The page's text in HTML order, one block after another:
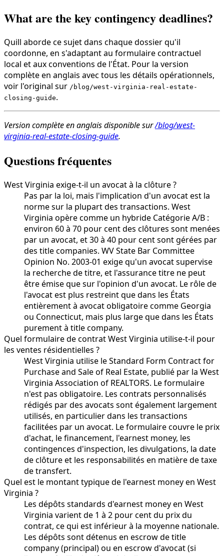
What are the key contingency deadlines?
Quill aborde ce sujet dans chaque dossier qu'il
coordonne, en s'adaptant au formulaire contractuel
local et aux conventions de l'État. Pour la version
complète en anglais avec tous les détails opérationnels,
voir l'original sur /blog/west-virginia-real-estate-
closing-guide.
Version complète en anglais disponible sur/blog/west-
virginia-real-estate-closing-guide.
Questions fréquentes
West Virginia exige-t-il un avocat à la clôture ?
Pas par la loi, mais l'implication d'un avocat est la
norme sur la plupart des transactions. West
Virginia opère comme un hybride Catégorie A/B :
environ 60 à 70 pour cent des clôtures sont menées
par un avocat, et 30 à 40 pour cent sont gérées par
des title companies. WV State Bar Committee
Opinion No. 2003-01 exige qu'un avocat supervise
la recherche de titre, et l'assurance titre ne peut
être émise que sur l'opinion d'un avocat. Le rôle de
l'avocat est plus restreint que dans les États
entièrement à avocat obligatoire comme Georgia
ou Connecticut, mais plus large que dans les États
purement à title company.
Quel formulaire de contrat West Virginia utilise-t-il pour
les ventes résidentielles ?
West Virginia utilise le Standard Form Contract for
Purchase and Sale of Real Estate, publié par la West
Virginia Association of REALTORS. Le formulaire
n'est pas obligatoire. Les contrats personnalisés
rédigés par des avocats sont également largement
utilisés, en particulier dans les transactions
facilitées par un avocat. Le formulaire couvre le prix
d'achat, le financement, l'earnest money, les
contingences d'inspection, les divulgations, la date
de clôture et les responsabilités en matière de taxe
de transfert.
Quel est le montant typique de l'earnest money en West
Virginia ?
Les dépôts standards d'earnest money en West
Virginia varient de 1 à 2 pour cent du prix du
contrat, ce qui est inférieur à la moyenne nationale.
Les dépôts sont détenus en escrow de title
company (principal) ou en escrow d'avocat (si